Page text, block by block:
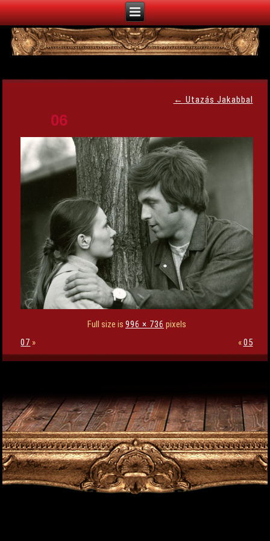
← Utazás Jakabbal
06
Full size is 996 × 736 pixels
07 » «05